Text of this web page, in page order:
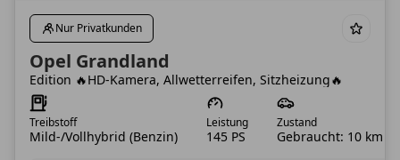
Nur Privatkunden
Opel Grandland
Edition 🔥HD-Kamera, Allwetterreifen, Sitzheizung🔥
Treibstoff
Mild-/Vollhybrid (Benzin)
Leistung
145 PS
Zustand
Gebraucht: 10 km